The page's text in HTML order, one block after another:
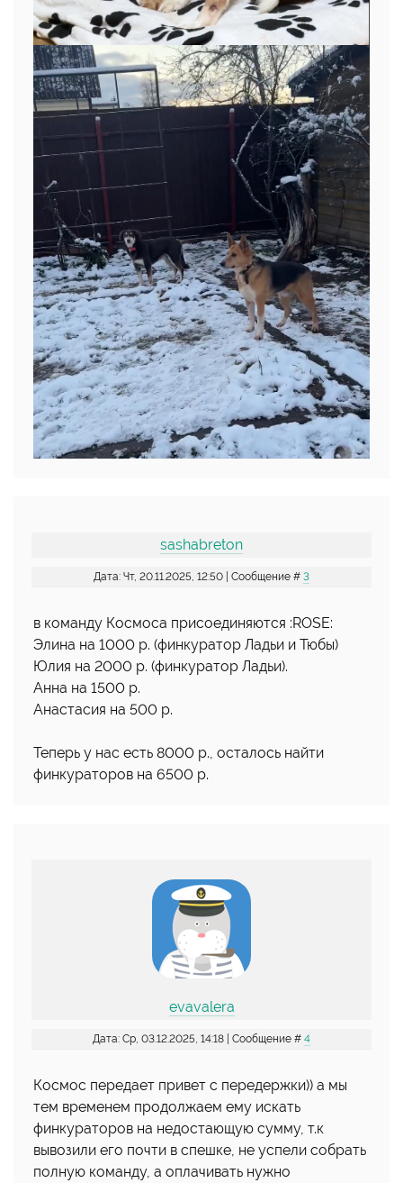
sashabreton
Дата: Чт, 20.11.2025, 12:50 | Сообщение # 3
в команду Космоса присоединяются :ROSE:
Элина на 1000 р. (финкуратор Ладьи и Тюбы)
Юлия на 2000 р. (финкуратор Ладьи).
Анна на 1500 р.
Анастасия на 500 р.
Теперь у нас есть 8000 р., осталось найти
финкураторов на 6500 р.
evavalera
Дата: Ср, 03.12.2025, 14:18 | Сообщение # 4
Космос передает привет с передержки)) а мы
тем временем продолжаем ему искать
финкураторов на недостающую сумму, т.к
вывозили его почти в спешке, не успели собрать
полную команду, а оплачивать нужно